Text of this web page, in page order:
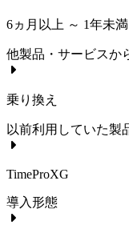
6ヵ月以上 ～ 1年未満
他製品・サービスか
乗り換え
以前利用していた製
TimeProXG
導入形態